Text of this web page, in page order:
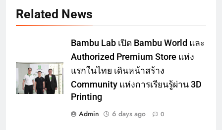
Related News
Bambu Lab เปิด Bambu World และ
Authorized Premium Store แห่ง
แรกในไทย เดินหน้าสร้าง
Community แห่งการเรียนรู้ผ่าน 3D
Printing
Admin
6 days ago 0